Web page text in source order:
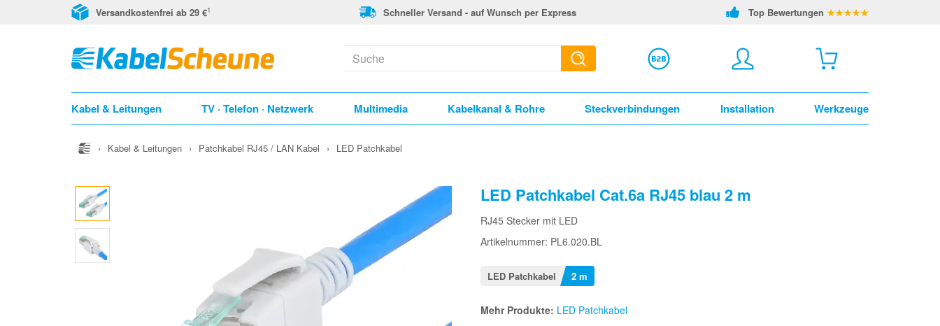
Versandkostenfrei ab 29 €1 Schneller Versand - auf Wunsch per Express Top Bewertungen ★★★★★
Kabel & Leitungen TV · Telefon · Netzwerk Multimedia Kabelkanal & Rohre Steckverbindungen Installation Werkzeuge
› Kabel & Leitungen › Patchkabel RJ45 / LAN Kabel › LED Patchkabel
LED Patchkabel Cat.6a RJ45 blau 2 m
RJ45 Stecker mit LED
Artikelnummer: PL6.020.BL
LED Patchkabel 2 m
Mehr Produkte: LED Patchkabel